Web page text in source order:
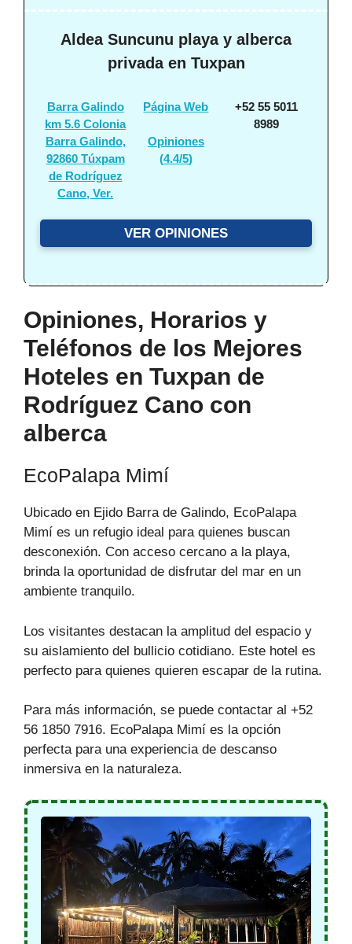
Aldea Suncunu playa y alberca
privada en Tuxpan
Barra Galindo
km 5.6 Colonia
Barra Galindo,
92860 Túxpam
de Rodríguez
Cano, Ver.
Página Web
Opiniones
(4.4/5)
+52 55 5011
8989
VER OPINIONES
Opiniones, Horarios y
Teléfonos de los Mejores
Hoteles en Tuxpan de
Rodríguez Cano con
alberca
EcoPalapa Mimí
Ubicado en Ejido Barra de Galindo, EcoPalapa
Mimí es un refugio ideal para quienes buscan
desconexión. Con acceso cercano a la playa,
brinda la oportunidad de disfrutar del mar en un
ambiente tranquilo.
Los visitantes destacan la amplitud del espacio y
su aislamiento del bullicio cotidiano. Este hotel es
perfecto para quienes quieren escapar de la rutina.
Para más información, se puede contactar al +52
56 1850 7916. EcoPalapa Mimí es la opción
perfecta para una experiencia de descanso
inmersiva en la naturaleza.